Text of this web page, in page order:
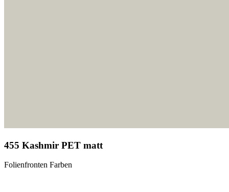
455 Kashmir PET matt
Folienfronten Farben